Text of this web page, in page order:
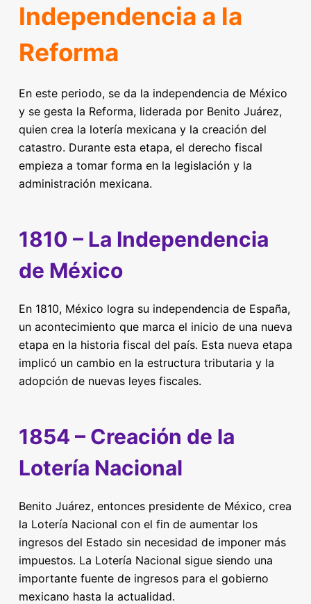
Independencia a la
Reforma
En este periodo, se da la independencia de México
y se gesta la Reforma, liderada por Benito Juárez,
quien crea la lotería mexicana y la creación del
catastro. Durante esta etapa, el derecho fiscal
empieza a tomar forma en la legislación y la
administración mexicana.
1810 – La Independencia
de México
En 1810, México logra su independencia de España,
un acontecimiento que marca el inicio de una nueva
etapa en la historia fiscal del país. Esta nueva etapa
implicó un cambio en la estructura tributaria y la
adopción de nuevas leyes fiscales.
1854 – Creación de la
Lotería Nacional
Benito Juárez, entonces presidente de México, crea
la Lotería Nacional con el fin de aumentar los
ingresos del Estado sin necesidad de imponer más
impuestos. La Lotería Nacional sigue siendo una
importante fuente de ingresos para el gobierno
mexicano hasta la actualidad.